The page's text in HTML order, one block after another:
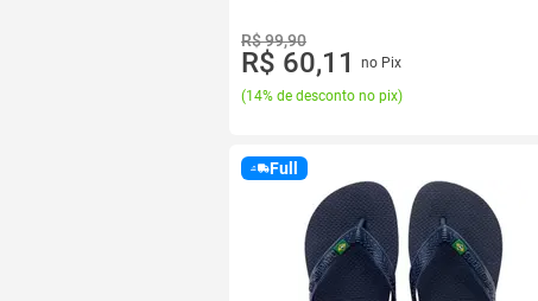
R$ 99,90
R$ 60,11
no Pix
(14% de desconto no pix)
Full